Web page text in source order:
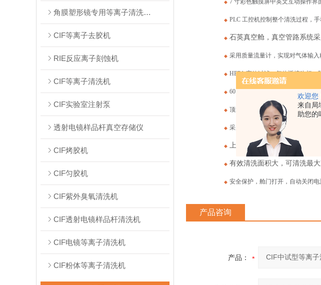
欢迎您
来自局
助您的
角膜塑形镜专用等离子清洗系统
CIF等离子去胶机
RIE反应离子刻蚀机
CIF等离子清洗机
CIF实验室注射泵
透射电镜样品杆真空存储仪
CIF烤胶机
CIF匀胶机
CIF紫外臭氧清洗机
CIF透射电镜样品杆清洗机
CIF电镜等离子清洗机
CIF粉体等离子清洗机
◆ 7 寸彩色触摸屏中英文互动操作界
◆ PLC 工控机控制整个清洗过程，手
◆ 石英真空舱，真空管路系统采
◆ 采用质量流量计，实现对气体输
◆ HEPA 高效过滤，气体返填吹扫，
◆ 60 度倾角操作界面设计，符合人
◆ 顶置真空舱，上开盖设计，下压
◆ 采用花洒式多孔进气方式，改变传
◆ 上置式 360 度自由水平取放样品
◆ 有效清洗面积大，可清洗最
◆ 安全保护，舱门打开，自动关闭电
产品咨询
产品：